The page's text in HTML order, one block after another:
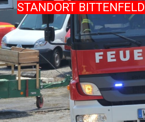
STANDORT BITTENFELD